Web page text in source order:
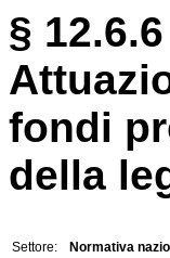
§
fondi
della
Settore:
Normativa